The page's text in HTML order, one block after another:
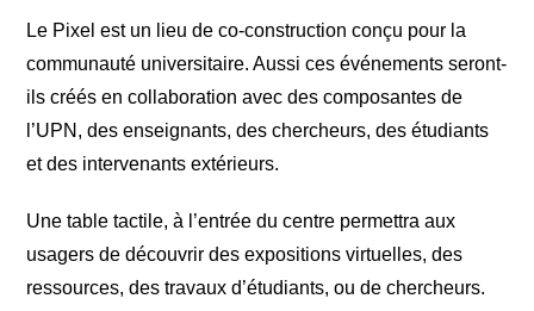
Le Pixel est un lieu de co-construction conçu pour la
communauté universitaire. Aussi ces événements seront-
ils créés en collaboration avec des composantes de
l’UPN, des enseignants, des chercheurs, des étudiants
et des intervenants extérieurs.
Une table tactile, à l’entrée du centre permettra aux
usagers de découvrir des expositions virtuelles, des
ressources, des travaux d’étudiants, ou de chercheurs.